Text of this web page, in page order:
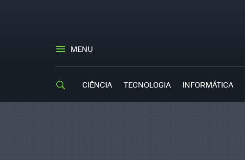
MENU
CIÊNCIA TECNOLOGIA INFORMÁTICA